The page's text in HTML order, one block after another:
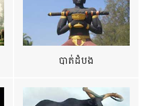
បាត់ដំបង